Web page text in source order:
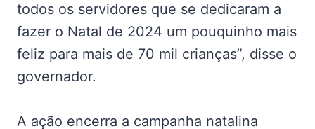
todos os servidores que se dedicaram a
fazer o Natal de 2024 um pouquinho mais
feliz para mais de 70 mil crianças”, disse o
governador.
A ação encerra a campanha natalina